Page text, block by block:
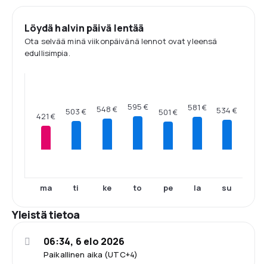
Löydä halvin päivä lentää
Ota selvää minä viikonpäivänä lennot ovat yleensä
edullisimpia.
421 €
ma
503 €
ti
548 €
ke
595 €
to
501 €
pe
581 €
la
534 €
su
Yleistä tietoa
Paikallinen aika (UTC+4)
06:34, 6 elo 2026